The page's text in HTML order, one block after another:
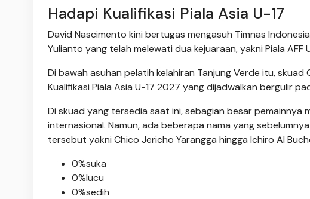
Hadapi Kualifikasi Piala Asia U-17
David Nascimento kini bertugas mengasuh Timnas
Yulianto yang telah melewati dua kejuaraan, yakni Piala AFF
Di bawah asuhan pelatih kelahiran Tanjung Verde itu,
Kualifikasi Piala Asia U-17 2027 yang dijadwalkan bergulir
Di skuad yang tersedia saat ini, sebagian besar pemainnya
internasional. Namun, ada beberapa nama yang
tersebut yakni Chico Jericho Yarangga hingga Ichiro Al
0%suka
0%lucu
0%sedih